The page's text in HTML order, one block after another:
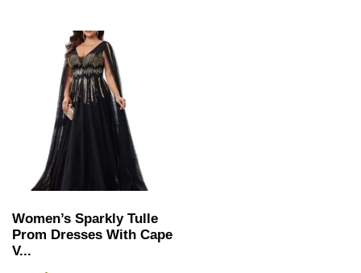
Women’s Sparkly Tulle
Prom Dresses With Cape
V...